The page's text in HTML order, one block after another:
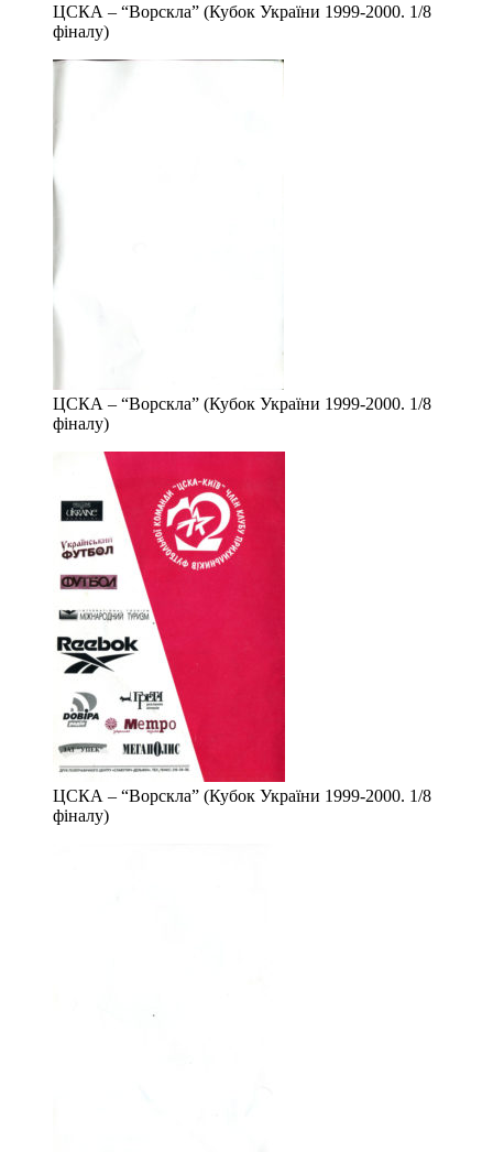
ЦСКА – “Ворскла” (Кубок України 1999-2000. 1/8
фіналу)
ЦСКА – “Ворскла” (Кубок України 1999-2000. 1/8
фіналу)
ЦСКА – “Ворскла” (Кубок України 1999-2000. 1/8
фіналу)